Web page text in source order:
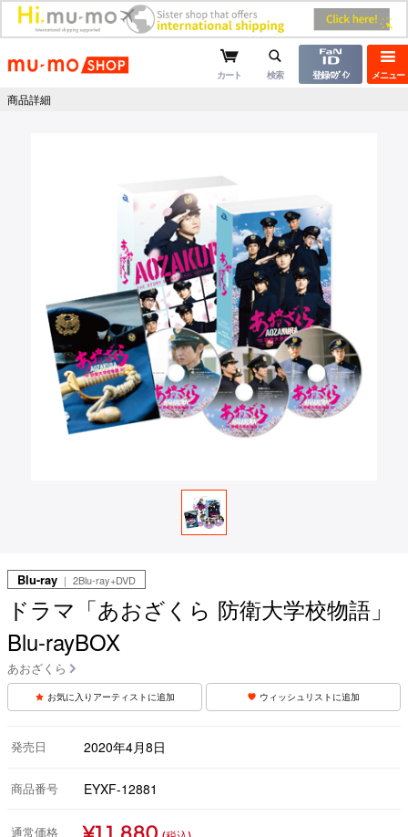
mu-moショップ メニュー
カート 検索 登録/ﾛｸﾞｲﾝ
商品詳細
Blu-ray ｜ 2Blu-ray+DVD
ドラマ「あおざくら 防衛大学校物語」
Blu-rayBOX
あおざくら
お気に入りアーティストに追加 ウィッシュリストに追加
発売日 2020年4月8日
商品番号 EYXF-12881
通常価格